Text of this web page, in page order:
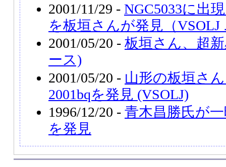
2001/11/29 - NGC5033に出
を板垣さんが発見（VSOLJ
2001/05/20 - 板垣さん、超
ース)
2001/05/20 - 山形の板垣さ
2001bqを発見 (VSOLJ)
1996/12/20 - 青木昌勝氏が
を発見